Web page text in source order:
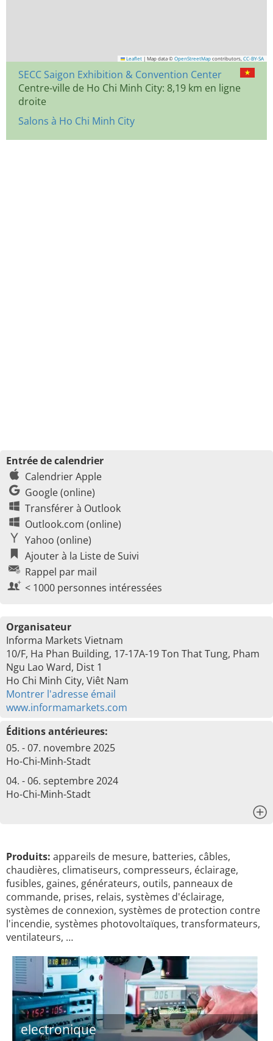
Leaflet | Map data © OpenStreetMap contributors, CC-BY-SA
SECC Saigon Exhibition & Convention Center
Centre-ville de Ho Chi Minh City: 8,19 km en ligne
droite
Salons à Ho Chi Minh City
Entrée de calendrier
Calendrier Apple
Google (online)
Transférer à Outlook
Outlook.com (online)
Yahoo (online)
Ajouter à la Liste de Suivi
Rappel par mail
< 1000 personnes intéressées
Organisateur
Informa Markets Vietnam
10/F, Ha Phan Building, 17-17A-19 Ton That Tung, Pham
Ngu Lao Ward, Dist 1
Ho Chi Minh City, Viêt Nam
Montrer l'adresse émail
www.informamarkets.com
Éditions antérieures:
05. - 07. novembre 2025
Ho-Chi-Minh-Stadt
04. - 06. septembre 2024
Ho-Chi-Minh-Stadt
Produits: appareils de mesure, batteries, câbles,
chaudières, climatiseurs, compresseurs, éclairage,
fusibles, gaines, générateurs, outils, panneaux de
commande, prises, relais, systèmes d'éclairage,
systèmes de connexion, systèmes de protection contre
l'incendie, systèmes photovoltaïques, transformateurs,
ventilateurs, …
electronique